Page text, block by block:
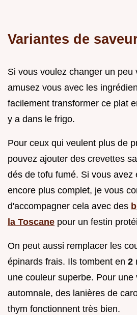
Variantes de
Si vous voulez changer un peu
amusez vous avec les
facilement transformer ce plat
y a dans le frigo.
Pour ceux qui veulent plus de
pouvez ajouter des crevettes
dés de tofu fumé. Si vous avez
encore plus complet, je vous
d'accompagner cela avec des
la Toscane pour un festin
On peut aussi remplacer les
épinards frais. Ils tombent en 2
une couleur superbe. Pour une
automnale, des lanières de
thym fonctionnent très bien.